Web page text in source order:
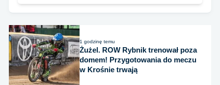
1 godzinę temu
Żużel. ROW Rybnik trenował poza
domem! Przygotowania do meczu
w Krośnie trwają